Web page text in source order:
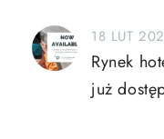
18 LUT
Rynek
już